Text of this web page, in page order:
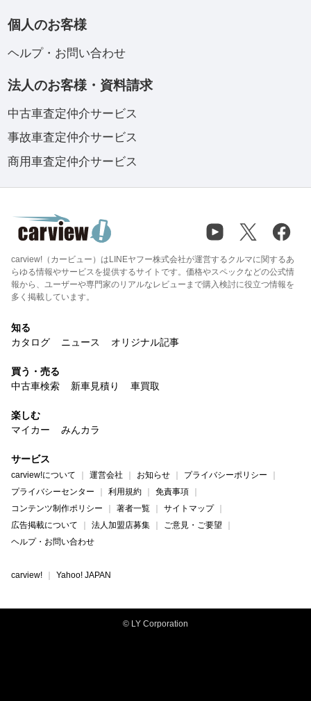
個人のお客様
ヘルプ・お問い合わせ
法人のお客様・資料請求
中古車査定仲介サービス
事故車査定仲介サービス
商用車査定仲介サービス
carview!（カービュー）はLINEヤフー株式会社が運営するクルマに関するあ
らゆる情報やサービスを提供するサイトです。価格やスペックなどの公式情
報から、ユーザーや専門家のリアルなレビューまで購入検討に役立つ情報を
多く掲載しています。
知る
カタログ
ニュース オリジナル記事
買う・売る
中古車検索
新車見積り 車買取
楽しむ
マイカー
みんカラ
サービス
carview!について 運営会社 お知らせ
プライバシーポリシー
プライバシーセンター
利用規約
免責事項
コンテンツ制作ポリシー
著者一覧
サイトマップ
広告掲載について
法人加盟店募集
ご意見・ご要望
ヘルプ・お問い合わせ
carview! Yahoo! JAPAN
© LY Corporation